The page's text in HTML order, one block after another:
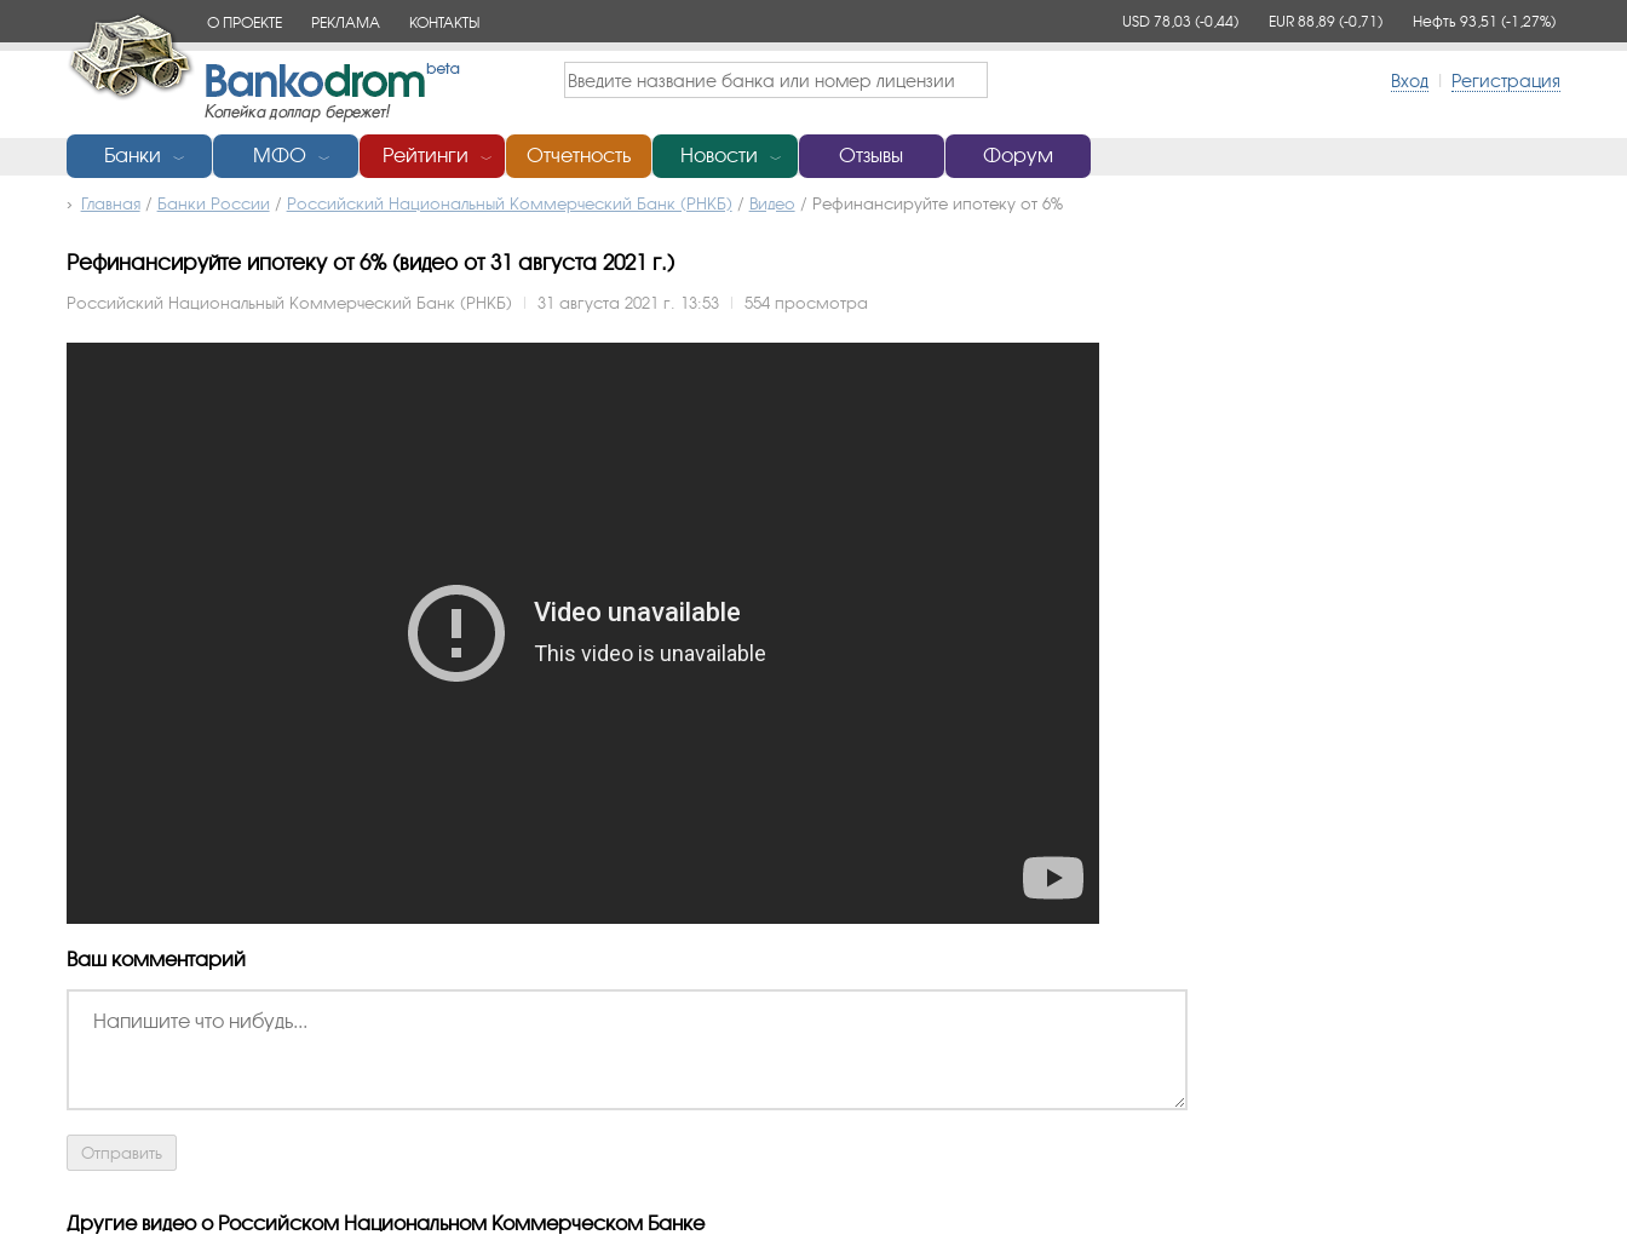
О ПРОЕКТЕ РЕКЛАМА КОНТАКТЫ USD 78,03 (-0,44) EUR 88,89 (-0,71) Нефть 93,51 (-1,27%)
Вход | Регистрация
Банки ﹀ МФО ﹀ Рейтинги ﹀ Отчетность Новости ﹀ Отзывы Форум
Главная/ Банки России / Российский Национальный Коммерческий Банк (РНКБ) / Видео / Рефинансируйте ипотеку от 6%
Рефинансируйте ипотеку от 6% (видео от 31 августа 2021 г.)
Российский Национальный Коммерческий Банк (РНКБ) | 31 августа 2021 г. 13:53 | 554 просмотра
Ваш комментарий
Другие видео о Российском Национальном Коммерческом Банке